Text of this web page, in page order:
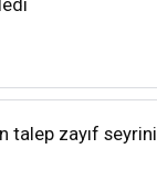
talep zayıf seyrini